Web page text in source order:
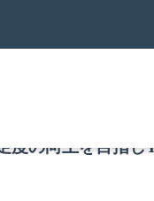
度の向上を目指